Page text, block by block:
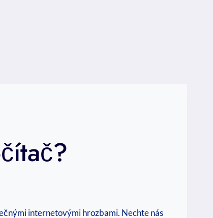
internetovými hrozbami. Nechte nás